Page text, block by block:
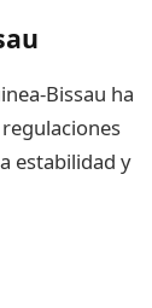
Bissau ha
estabilidad y